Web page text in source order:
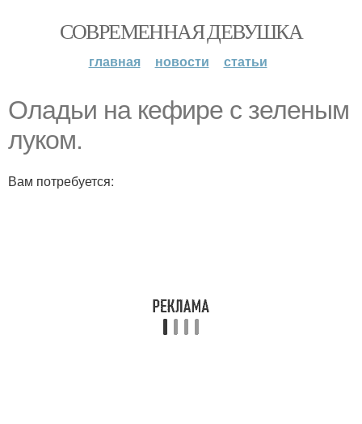
СОВРЕМЕННАЯ ДЕВУШКА
главная новости статьи
Оладьи на кефире с зеленым
луком.
Вам потребуется: